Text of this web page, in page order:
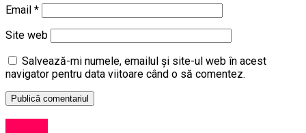
Email *
Site web
Salvează-mi numele, emailul și site-ul web în acest
navigator pentru data viitoare când o să comentez.